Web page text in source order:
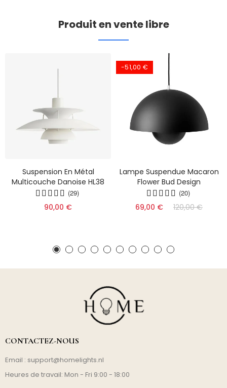
Produit en vente libre
Suspension En Métal
Multicouche Danoise HL38
(29)
90,00 €
-51,00 €
Lampe Suspendue Macaron
Flower Bud Design
(20)
69,00 € 120,00 €
CONTACTEZ-NOUS
Email : support@homelights.nl
Heures de travail: Mon - Fri 9:00 - 18:00